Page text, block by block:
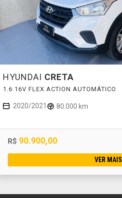
HYUNDAI CRETA
1.6 16V FLEX ACTION AUTOMÁTICO
2020/2021 80.000 km
R$ 90.900,00
VER MAIS